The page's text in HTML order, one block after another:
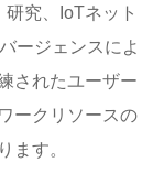
究、IoTネット
ージェンスによ
されたユーザー
ークリソースの
ます。